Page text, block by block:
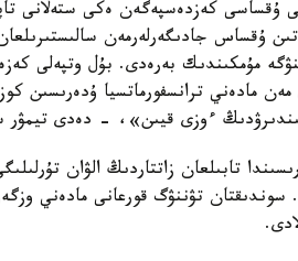
كەزدەسپەگەن ەكى ستەلانى
ۇقساس جادىگەرلەرمەن
مۇمكىندىك بەرەدى. بۇل وتپەلى
مادەني ترانسفورماتسيا ۇدەرىسىن
ءوزى قيىن»، - دەدى تيمۋر
تابىلعان زاتتاردىڭ الۋان
سوندىقتان تۋننۋگ قورعانى مادەني